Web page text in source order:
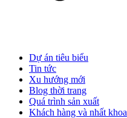
Dự án tiêu biểu
Tin tức
Xu hướng mới
Blog thời trang
Quá trình sản xuất
Khách hàng và nhất khoa